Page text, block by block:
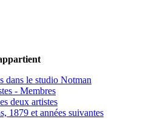
dans le studio Notman
- Membres
deux artistes
1879 et années suivantes